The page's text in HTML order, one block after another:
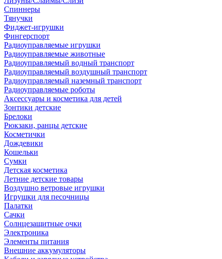
Спиннеры
Тянучки
Фиджет-игрушки
Фингерспорт
Радиоуправляемые игрушки
Радиоуправляемые животные
Радиоуправляемый водный транспорт
Радиоуправляемый воздушный транспорт
Радиоуправляемый наземный транспорт
Радиоуправляемые роботы
Аксессуары и косметика для детей
Зонтики детские
Брелоки
Рюкзаки, ранцы детские
Косметички
Дождевики
Кошельки
Сумки
Детская косметика
Летние детские товары
Воздушно ветровые игрушки
Игрушки для песочницы
Палатки
Сачки
Солнцезащитные очки
Электроника
Элементы питания
Внешние аккумуляторы